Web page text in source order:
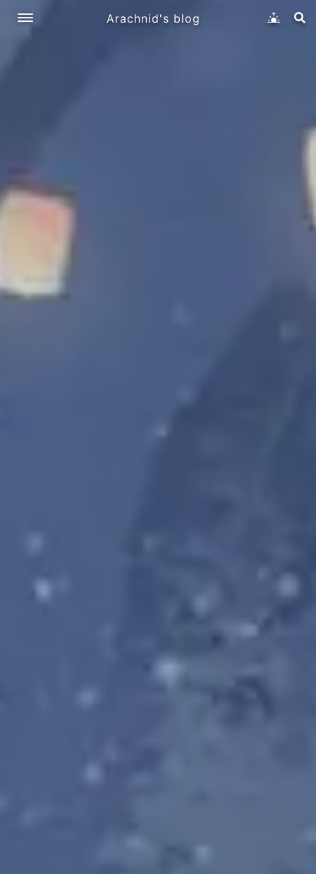
Arachnid's blog